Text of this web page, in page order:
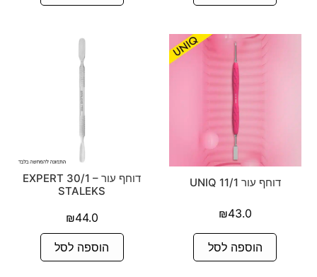
דוחף עור 11/1 UNIQ
₪43.0
הוספה לסל
דוחף עור EXPERT 30/1 –
STALEKS
₪44.0
הוספה לסל